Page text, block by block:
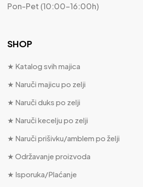
Pon-Pet (10:00-16:00h)
SHOP
★ Katalog svih majica
★ Naruči majicu po zelji
★ Naruči duks po zelji
★ Naruči kecelju po zelji
★ Naruči prišivku/amblem po želji
★ Održavanje proizvoda
★ Isporuka/Plaćanje